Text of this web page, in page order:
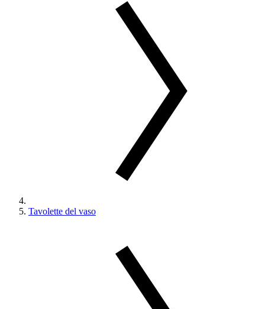
Tavolette del vaso